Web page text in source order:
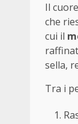
Il
che
cui il
sella,
Tra i